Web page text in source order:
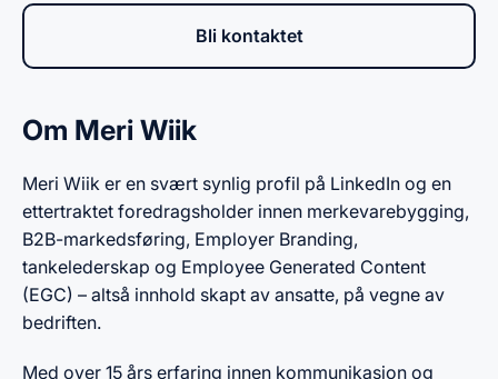
Bli kontaktet
Om Meri Wiik
Meri Wiik er en svært synlig profil på LinkedIn og en
ettertraktet foredragsholder innen merkevarebygging,
B2B-markedsføring, Employer Branding,
tankelederskap og Employee Generated Content
(EGC) – altså innhold skapt av ansatte, på vegne av
bedriften.
Med over 15 års erfaring innen kommunikasjon og